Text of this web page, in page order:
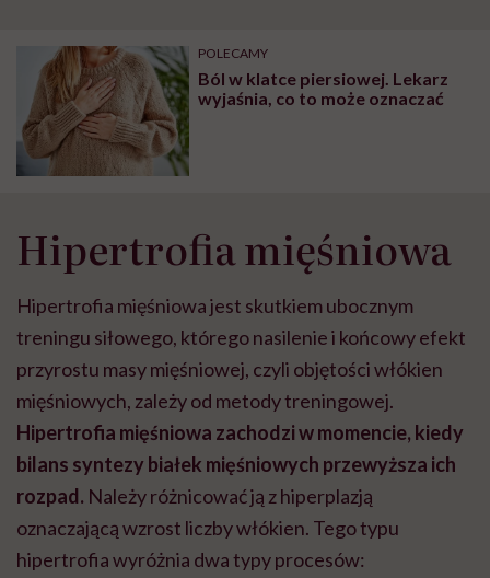
POLECAMY
Ból w klatce piersiowej. Lekarz
wyjaśnia, co to może oznaczać
Hipertrofia mięśniowa
Hipertrofia mięśniowa jest skutkiem ubocznym
treningu siłowego, którego nasilenie i końcowy efekt
przyrostu masy mięśniowej, czyli objętości włókien
mięśniowych, zależy od metody treningowej.
Hipertrofia mięśniowa zachodzi w momencie, kiedy
bilans syntezy białek mięśniowych przewyższa ich
rozpad. Należy różnicować ją z hiperplazją
oznaczającą wzrost liczby włókien. Tego typu
hipertrofia wyróżnia dwa typy procesów: